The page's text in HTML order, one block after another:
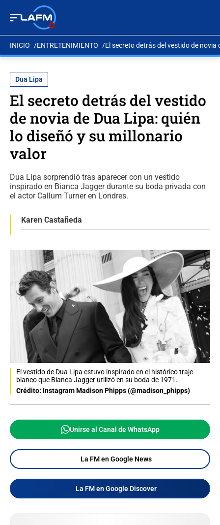
INICIO ENTRETENIMIENTO El secreto detrás del vestido de
Dua Lipa
El secreto detrás del vestido
de novia de Dua Lipa: quién
lo diseñó y su millonario
valor
Dua Lipa sorprendió tras aparecer con un vestido
inspirado en Bianca Jagger durante su boda privada con
el actor Callum Turner en Londres.
Karen Castañeda
El vestido de Dua Lipa estuvo inspirado en el histórico traje
blanco que Bianca Jagger utilizó en su boda de 1971.
Crédito: Instagram Madison Phipps (@madison_phipps)
Unirse al Canal de WhatsApp
La FM en Google News
La FM en Google Discover